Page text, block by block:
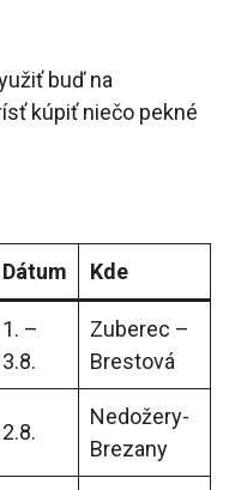
buď na
kúpiť niečo pekné
Dátum Kde
1. –
3.8.
Zuberec –
Brestová
2.8.
Nedožery-
Brezany